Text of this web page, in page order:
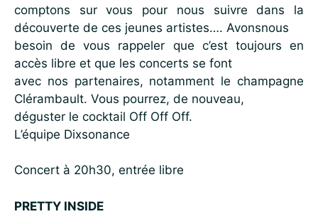
comptons sur vous pour nous suivre dans la
découverte de ces jeunes artistes…. Avonsnous
besoin de vous rappeler que c’est toujours en
accès libre et que les concerts se font
avec nos partenaires, notamment le champagne
Clérambault. Vous pourrez, de nouveau,
déguster le cocktail Off Off Off.
L’équipe Dixsonance
Concert à 20h30, entrée libre
PRETTY INSIDE